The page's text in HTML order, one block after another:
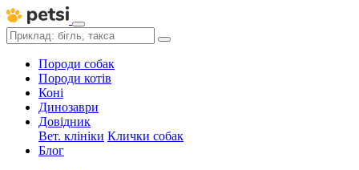
Породи собак
Породи котів
Коні
Динозаври
Довідник
Вет. клініки Клички собак
Блог